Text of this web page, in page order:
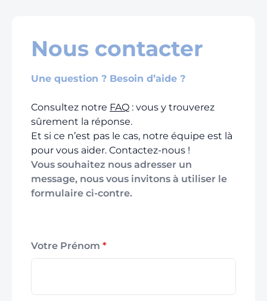
Nous contacter
Une question ? Besoin d’aide ?
Consultez notre FAQ : vous y trouverez
sûrement la réponse.
Et si ce n’est pas le cas, notre équipe est là
pour vous aider. Contactez-nous !
Vous souhaitez nous adresser un
message, nous vous invitons à utiliser le
formulaire ci-contre.
Votre Prénom *